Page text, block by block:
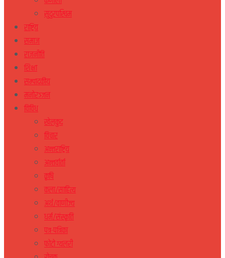
सुदुरपस्चिम
राष्ट्रिय
समाज
राजनीति
शिक्षा
सम्पादकीय
मनोरञ्जन
विविध
खेलकुद
विचार
अन्तराष्ट्रिय
अन्तर्वार्ता
कृषि
कला/साहित्य
अर्थ/वाणीज्य
धर्म/संस्कृति
पत्र-पत्रिका
फोटो ग्यलरी